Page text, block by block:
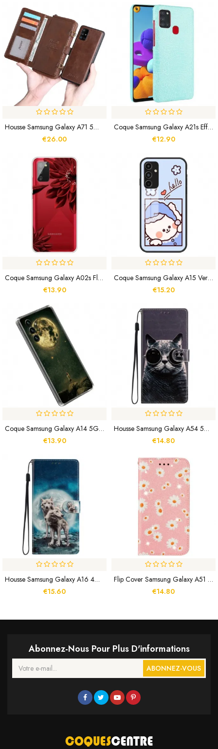
Housse Samsung Galaxy A71 5G MEGSHI Détachable
€26.00
Coque Samsung Galaxy A21s Effet Peau De Crocodile
€12.90
Coque Samsung Galaxy A02s Fleurs Sauvages
€13.90
Coque Samsung Galaxy A15 Verre Trempé Cartoon
€15.20
Coque Samsung Galaxy A14 5G / A14 Flexible Homme À La Lune
€13.90
Housse Samsung Galaxy A54 5G Chat Lunettes À Lanière
€14.80
Housse Samsung Galaxy A16 4G / 5G Loups
€15.60
Flip Cover Samsung Galaxy A51 5G Simili Cuir Marguerites
€14.80
Abonnez-Nous Pour Plus D'informations
ABONNEZ-VOUS